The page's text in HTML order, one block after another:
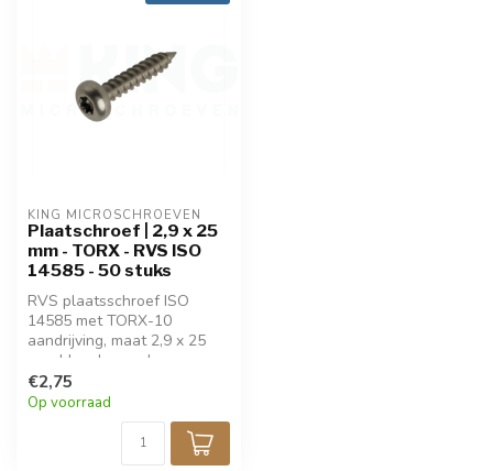
KING MICROSCHROEVEN
Plaatschroef | 2,9 x 25
mm - TORX - RVS ISO
14585 - 50 stuks
RVS plaatsschroef ISO
14585 met TORX-10
aandrijving, maat 2,9 x 25
mm. Ideaal voor dun
plaatmateriaal. Gemaakt van
roestvrij staal voor hoge
corrosiebestendigheid.
Verpakt per 50 stuks. Voor
precisiewerk en stevige
€2,75
Op voorraad